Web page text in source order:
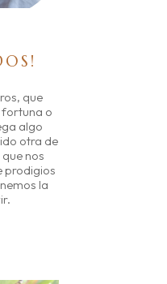
que
fortuna o
algo
otra de
nos
prodigios
la